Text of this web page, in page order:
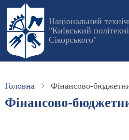
Перейти
основного
вмісту
Національний
"Київський
Сікорського"
Головна Фінансово-
Фінансово-